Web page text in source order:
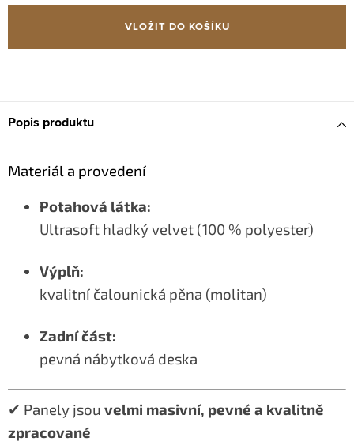
cena:
VLOŽIT DO KOŠÍKU
Popis produktu
Materiál a provedení
Potahová látka:
Ultrasoft hladký velvet (100 % polyester)
Výplň:
kvalitní čalounická pěna (molitan)
Zadní část:
pevná nábytková deska
✔ Panely jsou velmi masivní, pevné a kvalitně
zpracované